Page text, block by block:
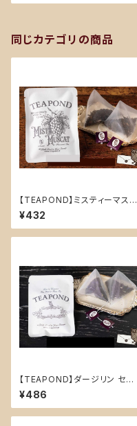
同じカテゴリの商品
【TEAPOND】ミスティーマスカ
ット デザイン袋入り ティーバッ
グ2個入り
¥432
【TEAPOND】ダージリン セブ
¥486